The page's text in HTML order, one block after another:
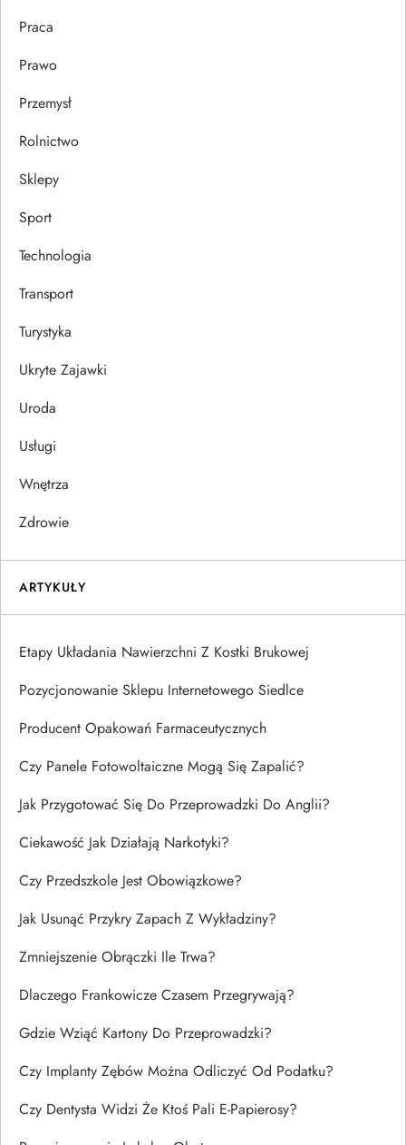
Praca
Prawo
Przemysł
Rolnictwo
Sklepy
Sport
Technologia
Transport
Turystyka
Ukryte Zajawki
Uroda
Usługi
Wnętrza
Zdrowie
ARTYKUŁY
Etapy Układania Nawierzchni Z Kostki Brukowej
Pozycjonowanie Sklepu Internetowego Siedlce
Producent Opakowań Farmaceutycznych
Czy Panele Fotowoltaiczne Mogą Się Zapalić?
Jak Przygotować Się Do Przeprowadzki Do Anglii?
Ciekawość Jak Działają Narkotyki?
Czy Przedszkole Jest Obowiązkowe?
Jak Usunąć Przykry Zapach Z Wykładziny?
Zmniejszenie Obrączki Ile Trwa?
Dlaczego Frankowicze Czasem Przegrywają?
Gdzie Wziąć Kartony Do Przeprowadzki?
Czy Implanty Zębów Można Odliczyć Od Podatku?
Czy Dentysta Widzi Że Ktoś Pali E-Papierosy?